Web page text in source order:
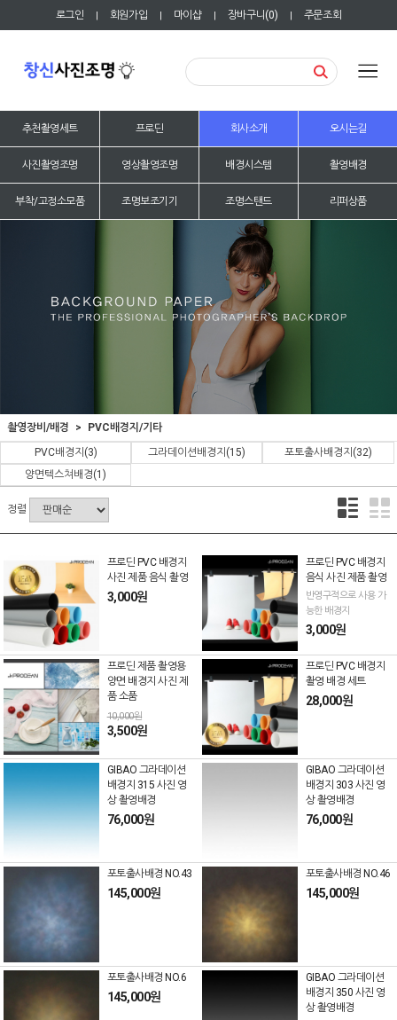
로그인 | 회원가입 | 마이샵 | 장바구니(0) | 주문조회
추천촬영세트 프로딘 회사소개 오시는길
사진촬영조명 영상촬영조명 배경시스템 촬영배경
부착/고정소모품 조명보조기기 조명스탠드 리퍼상품
촬영장비/배경
PVC배경지/기타
PVC배경지 (3) 그라데이션배경지 (15) 포토출사배경지 (32)
양면텍스쳐배경(1)
정렬
프로딘 PVC 배경지
사진 제품 음식 촬영
3,000원
프로딘 PVC 배경지
음식 사진 제품 촬영
반영구적으로 사용 가
능한 배경지
3,000원
프로딘 제품 촬영용
양면 배경지 사진 제
품 소품
10,000원
3,500원
프로딘 PVC 배경지
촬영 배경 세트
28,000원
GIBAO 그라데이션
배경지 315 사진 영
상 촬영배경
76,000원
GIBAO 그라데이션
배경지 303 사진 영
상 촬영배경
76,000원
포토출사배경 NO.43
145,000원
포토출사배경 NO.46
145,000원
포토출사배경 NO.6
145,000원
GIBAO 그라데이션
배경지 350 사진 영
상 촬영배경